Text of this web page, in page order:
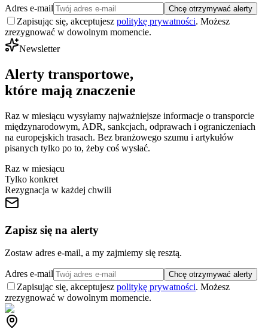
Adres e-mail Chcę otrzymywać alerty
Zapisując się, akceptujesz politykę prywatności. Możesz
zrezygnować w dowolnym momencie.
Newsletter
Alerty transportowe,
które mają znaczenie
Raz w miesiącu wysyłamy najważniejsze informacje o transporcie
międzynarodowym, ADR, sankcjach, odprawach i ograniczeniach
na europejskich trasach. Bez branżowego szumu i artykułów
pisanych tylko po to, żeby coś wysłać.
Raz w miesiącu
Tylko konkret
Rezygnacja w każdej chwili
Zapisz się na alerty
Zostaw adres e-mail, a my zajmiemy się resztą.
Adres e-mail Chcę otrzymywać alerty
Zapisując się, akceptujesz politykę prywatności. Możesz
zrezygnować w dowolnym momencie.